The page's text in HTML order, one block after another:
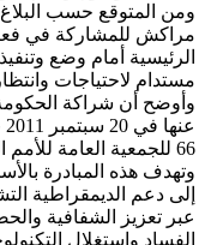
مراكش للمشاركة في
الرئيسية أمام وضع
مستدام لاحتياجات
وأوضح أن شراكة الحكومة
66 للجمعية العامة للأمم المتحدة في نيويورك.
وتهدف هذه المبادرة
إلى دعم الديمقراطية
عبر تعزيز الشفافية
الفساد واستغلال